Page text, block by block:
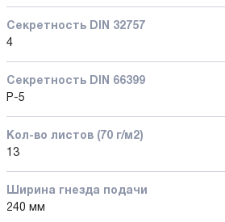
Секретность DIN 32757
4
Секретность DIN 66399
P-5
Кол-во листов (70 г/м2)
13
Ширина гнезда подачи
240 мм